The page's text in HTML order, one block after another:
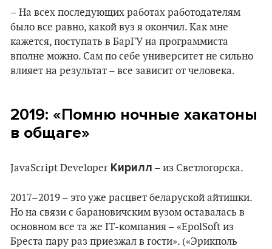
– На всех последующих работах работодателям
было все равно, какой вуз я окончил. Как мне
кажется, поступать в БарГУ на программиста
вполне можно. Сам по себе университет не сильно
влияет на результат – все зависит от человека.
2019: «Помню ночные хакатоны
в общаге»
JavaScript Developer Кирилл – из Светлогорска.
2017–2019 – это уже расцвет беларуской айтишки.
Но на связи с барановичским вузом оставалась в
основном все та же IT-компания – «EpolSoft из
Бреста пару раз приезжал в гости». («Эрикполь